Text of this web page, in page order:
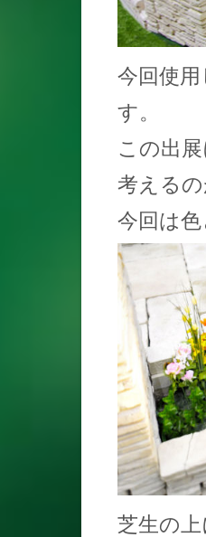
今回使
す。
この出
考える
今回は
芝生の